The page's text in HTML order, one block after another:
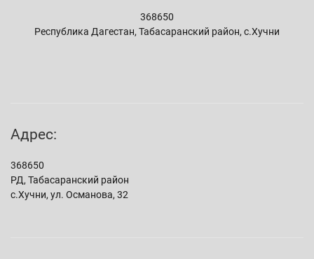
368650
Республика Дагестан, Табасаранский район, с.Хучни
Адрес:
368650
РД, Табасаранский район
с.Хучни, ул. Османова, 32